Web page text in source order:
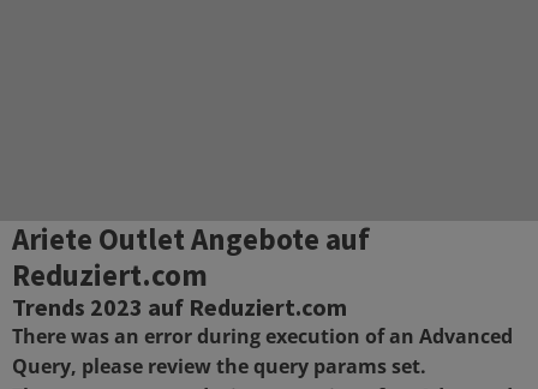
Ariete Outlet Angebote auf
Reduziert.com
Trends 2023 auf Reduziert.com
There was an error during execution of an Advanced
Query, please review the query params set.